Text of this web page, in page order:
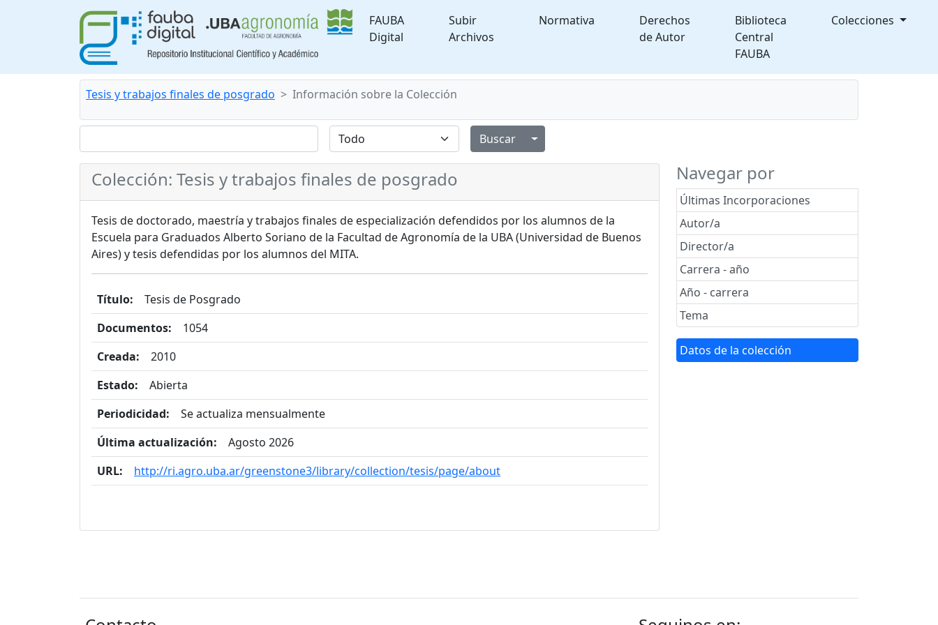
FAUBA
Digital
Subir
Archivos
Normativa
Derechos
de Autor
Biblioteca
Central
FAUBA
Colecciones
Tesis y trabajos finales de posgrado Información sobre la Colección
Alternar menú desplegable
Colección: Tesis y trabajos finales de posgrado
Tesis de doctorado, maestría y trabajos finales de especialización defendidos por los alumnos de la
Escuela para Graduados Alberto Soriano de la Facultad de Agronomía de la UBA (Universidad de Buenos
Aires) y tesis defendidas por los alumnos del MITA.
Título:
Tesis de Posgrado
Documentos:
1054
Creada:
2010
Estado:
Abierta
Periodicidad:
Se actualiza mensualmente
Última actualización:
Agosto 2026
URL:
http://ri.agro.uba.ar/greenstone3/library/collection/tesis/page/about
Navegar por
Últimas Incorporaciones
Autor/a
Director/a
Carrera - año
Año - carrera
Tema
Datos de la colección